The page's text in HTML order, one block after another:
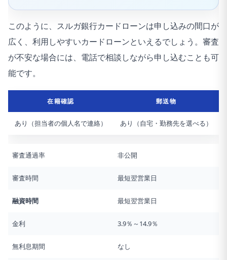
このように、スルガ銀行カードローンは申し込みの間口が
広く、利用しやすいカードローンといえるでしょう。審査
が不安な場合には、電話で相談しながら申し込むことも可
能です。
在籍確認 郵送物
あり（担当者の個人名で連絡） あり（自宅・勤務先を選べる）
審査通過率 非公開
審査時間 最短翌営業日
融資時間 最短翌営業日
金利 3.9％～14.9％
無利息期間 なし